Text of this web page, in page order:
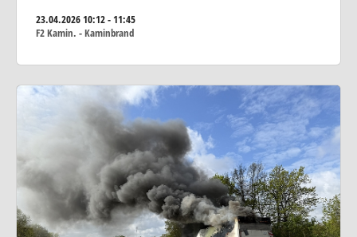
23.04.202610:12 - 11:45
F2 Kamin. - Kaminbrand